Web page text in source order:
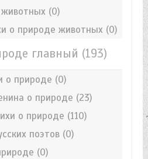
(0)
о природе животных (0)
главный (193)
о природе (0)
о природе (23)
о природе (110)
поэтов(0)
(0)